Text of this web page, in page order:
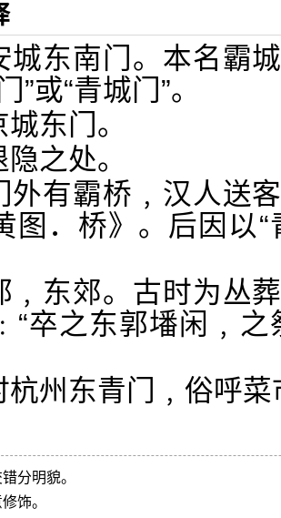
城东南门。本名霸
”或“青城门”。
东门。
之处。
外有霸桥﹐汉人送
图．桥》。后因以
﹐东郊。古时为丛
卒之东郭墦闲﹐
杭州东青门﹐俗呼菜
分明貌。
饰。